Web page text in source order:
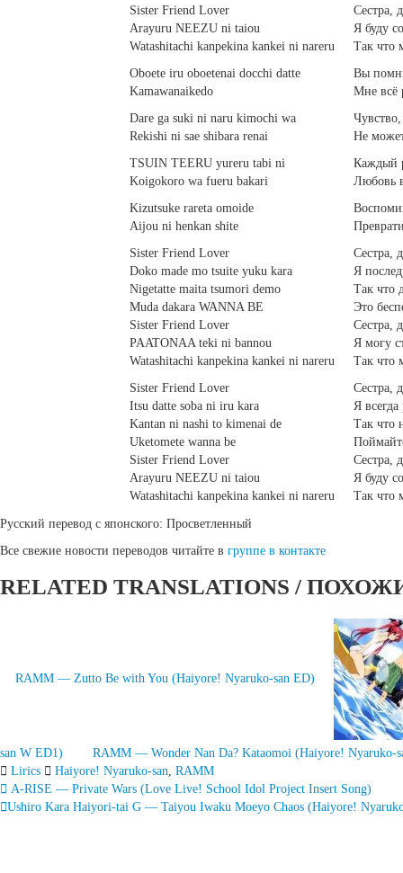
Sister Friend Lover
Arayuru NEEZU ni taiou
Watashitachi kanpekina kankei ni nareru
Oboete iru oboetenai docchi datte
Kamawanaikedo
Dare ga suki ni naru kimochi wa
Rekishi ni sae shibara renai
TSUIN TEERU yureru tabi ni
Koigokoro wa fueru bakari
Kizutsuke rareta omoide
Aijou ni henkan shite
Sister Friend Lover
Doko made mo tsuite yuku kara
Nigetatte maita tsumori demo
Muda dakara WANNA BE
Sister Friend Lover
PAATONAA teki ni bannou
Watashitachi kanpekina kankei ni nareru
Sister Friend Lover
Itsu datte soba ni iru kara
Kantan ni nashi to kimenai de
Uketomete wanna be
Sister Friend Lover
Arayuru NEEZU ni taiou
Watashitachi kanpekina kankei ni nareru
Сестра,
Я буду
Так что
Вы
Мне всё
Не
Каждый
Любовь
Сестра,
Я
Так что
Это
Сестра,
Я могу
Так что
Сестра,
Я
Так что
Сестра,
Я буду
Так что
Русский перевод с японского: Просветленный
Все свежие новости переводов читайте в группе в контакте
RELATED TRANSLATIONS /
RAMM — Zutto Be with You (Haiyore! Nyaruko-san ED)
san W ED1)
RAMM — Wonder Nan Da? Kataomoi (Haiyore! Nyaruko-
Lirics
Haiyore! Nyaruko-san, RAMM
Запись
A-RISE — Private Wars (Love Live! School Idol Project Insert Song)
Ushiro Kara Haiyori-tai G — Taiyou Iwaku Moeyo Chaos (Haiyore!